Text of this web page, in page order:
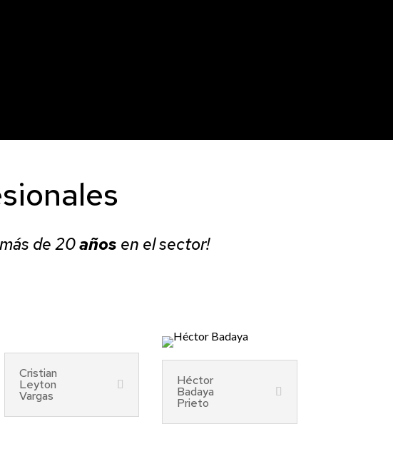
de 20años en el sector!
Cristian
Leyton
Vargas
Héctor
Badaya
Prieto